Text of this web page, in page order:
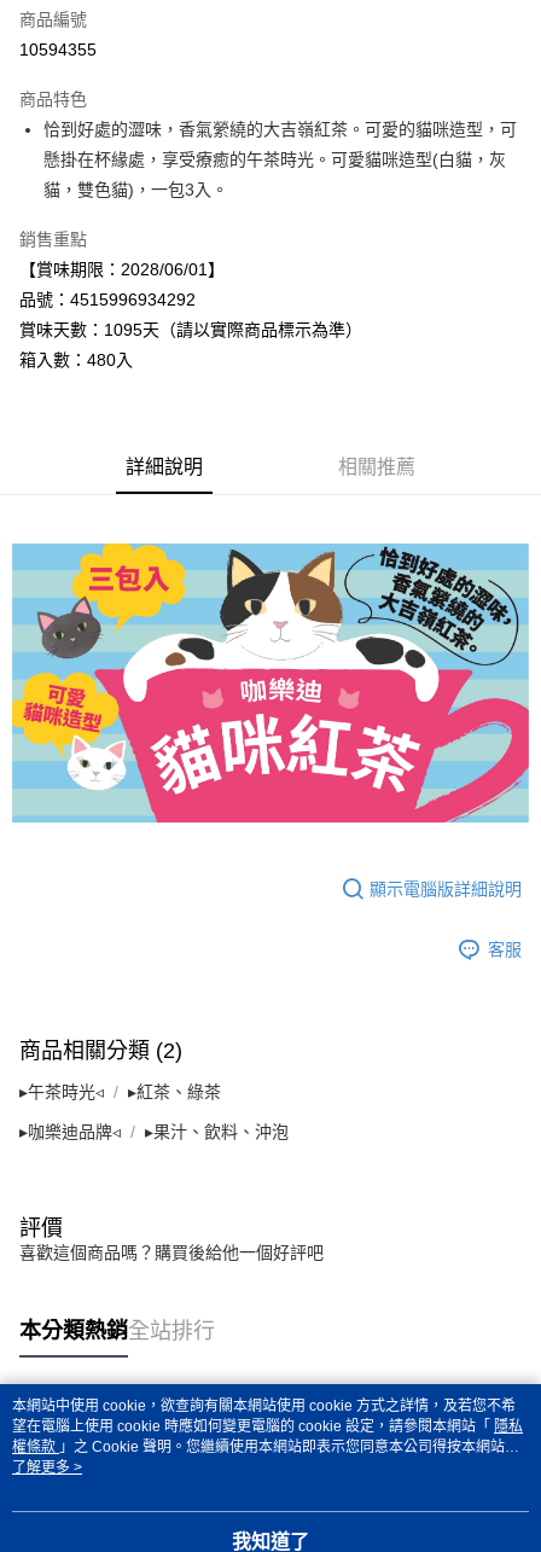
LINE Pay
街口支付
悠遊付
全盈+PAY
AFTEE先享後付
相關說明
【關於「AFTEE先享後付」】
３．安心：先確認商品／服務後，再付款。
結帳頁面，進行簡訊認證並確認金額後，即可完成結帳。
２．訂單成立數日內，您將收到繳費通知簡訊。
３．收到繳費通知簡訊後14天內，點擊此簡訊中的連結，可透過四大超商／
ATM／網路銀行／等多元方式進行付款，方視為交易完成。
※ 請注意：結帳手續完成當下不需立刻繳費，但若您需要取消訂單，請聯絡
購買商品的店家。未經商家同意取消之訂單仍視為有效，需透過AFTEE先享
後付繳納相關費用。
※ 交易是否成功請以「AFTEE先享後付 」之結帳頁面顯示為準，若有關於
是否繳費成功／繳費後需取消欲退款等相關疑問，請聯繫「AFTEE先享後付
客戶支援中心」https://netprotections.freshdesk.com/support/home
【注意事項】
１．透過由恩沛科技股份有限公司提供之「AFTEE先享後付」服務完成之交
「AFTEE先享後付」，若未經同意申辦者引起之損失，本公司不負相關責
５．嚴禁一人註冊多個帳號或使用他人資訊註冊。若發現惡意使用之情形，
每筆NT$120，滿NT$899(含以上)免運費
商品編號
10594355
商品特色
恰到好處的澀味，香氣縈繞的大吉嶺紅茶。可愛的貓咪造型，可
懸掛在杯緣處，享受療癒的午茶時光。可愛貓咪造型(白貓，灰
貓，雙色貓)，一包3入。
銷售重點
【賞味期限：2028/06/01】
品號：4515996934292
賞味天數：1095天（請以實際商品標示為準）
箱入數：480入
詳細說明 相關推薦
顯示電腦版詳細說明
客服
商品相關分類 (2)
▸午茶時光◃ ▸紅茶、綠茶
▸咖樂迪品牌◃ ▸果汁、飲料、沖泡
評價
喜歡這個商品嗎？購買後給他一個好評吧
本分類熱銷全站排行
熱門標籤
本網站中使用 cookie，欲查詢有關本網站使用 cookie 方式之詳情，及若您不希
望在電腦上使用 cookie 時應如何變更電腦的 cookie 設定，請參閱本網站「 隱私
權條款 」之 Cookie 聲明。您繼續使用本網站即表示您同意本公司得按本網站使
用條款之 Cookie 聲明使用 cookie。
了解更多 >
我知道了